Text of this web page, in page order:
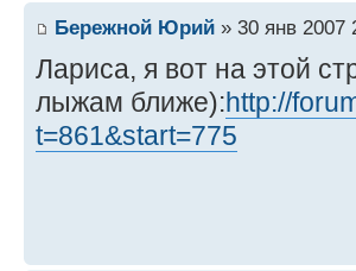
Бережной Юрий » 30 янв 2007
Лариса, я вот на этой
лыжам ближе):http://
t=861&start=775